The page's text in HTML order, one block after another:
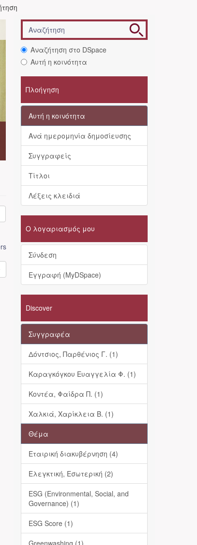
Αναζήτηση στο DSpace
Αυτή η κοινότητα
Πλοήγηση
Αυτή η κοινότητα
Ανά ημερομηνία δημοσίευσης
Συγγραφείς
Τίτλοι
Λέξεις κλειδιά
Ο λογαριασμός μου
Σύνδεση
Εγγραφή (MyDSpace)
Discover
Συγγραφέα
Δόντσιος, Παρθένιος Γ. (1)
Καραγκόγκου Ευαγγελία Φ. (1)
Κοντέα, Φαίδρα Π. (1)
Χαλκιά, Χαρίκλεια Β. (1)
Θέμα
Εταιρική διακυβέρνηση (4)
Ελεγκτική, Εσωτερική (2)
ESG (Environmental, Social, and
Governance) (1)
ESG Score (1)
Greenwashing (1)